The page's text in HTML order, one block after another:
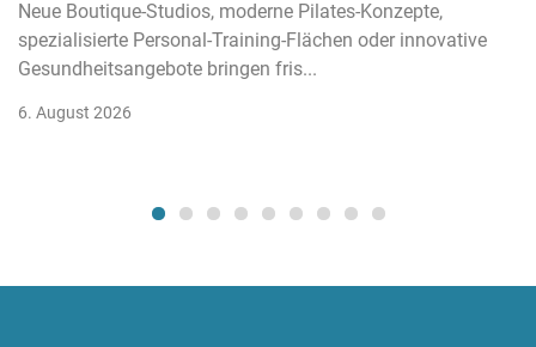
Neue Boutique-Studios, moderne Pilates-Konzepte,
spezialisierte Personal-Training-Flächen oder innovative
Gesundheitsangebote bringen fris...
6. August 2026